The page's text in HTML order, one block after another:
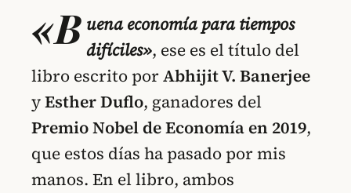
«B uena economía para tiempos
difíciles», ese es el título del
libro escrito porAbhijit V. Banerjee
yEsther Duflo, ganadores del
Premio Nobel de Economía en 2019,
que estos días ha pasado por mis
manos. En el libro, ambos